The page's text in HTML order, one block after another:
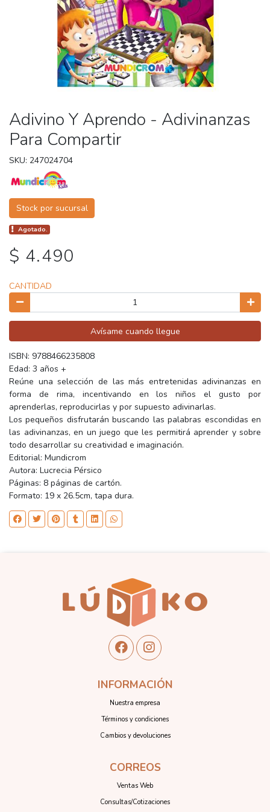
Adivino Y Aprendo - Adivinanzas
Para Compartir
SKU: 247024704
Stock por sucursal
Agotado.
$ 4.490
CANTIDAD
Avísame cuando llegue
ISBN: 9788466235808
Edad: 3 años +
Reúne una selección de las más entretenidas adivinanzas en
forma de rima, incentivando en los niños el gusto por
aprenderlas, reproducirlas y por supuesto adivinarlas.
Los pequeños disfrutarán buscando las palabras escondidas en
las adivinanzas, en un juego que les permitirá aprender y sobre
todo desarrollar su creatividad e imaginación.
Editorial: Mundicrom
Autora: Lucrecia Pérsico
Páginas: 8 páginas de cartón.
Formato: 19 x 26.5cm, tapa dura.
INFORMACIÓN
Nuestra empresa
Términos y condiciones
Cambios y devoluciones
CORREOS
Ventas Web
Consultas/Cotizaciones